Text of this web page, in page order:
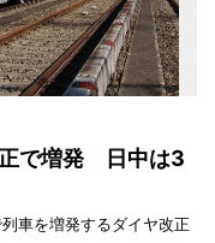
正で増発 日中は3
車を増発するダイヤ改正